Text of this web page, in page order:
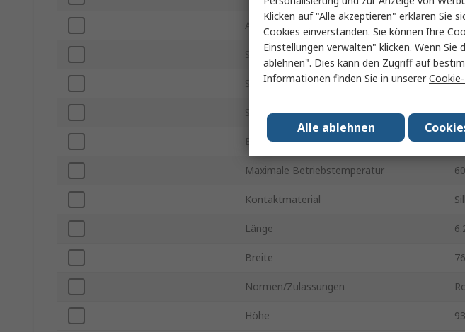
Anschlusstyp
Schaltstrom
Schaltspannung AC
Schaltspannung DC
Betriebstemperatur min. -
Maximale Betriebstemperatur
Kontaktmaterial
Länge
Breite
Normen/Zulassungen
Höhe
Klicken auf "Alle akzeptieren" erklären Sie
Cookies einverstanden. Sie können Ihre
Einstellungen verwalten" klicken. Wenn
ablehnen". Dies kann den Zugriff auf
Informationen finden Sie in unserer
Alle ablehnen